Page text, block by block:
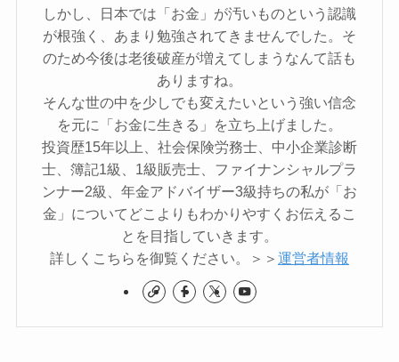
しかし、日本では「お金」が汚いものという認識
が根強く、あまり勉強されてきませんでした。そ
のため今後は老後破産が増えてしまうなんて話も
ありますね。
そんな世の中を少しでも変えたいという強い信念
を元に「お金に生きる」を立ち上げました。
投資歴15年以上、社会保険労務士、中小企業診断
士、簿記1級、1級販売士、ファイナンシャルプラ
ンナー2級、年金アドバイザー3級持ちの私が「お
金」についてどこよりもわかりやすくお伝えるこ
とを目指していきます。
詳しくこちらを御覧ください。＞＞ 運営者情報